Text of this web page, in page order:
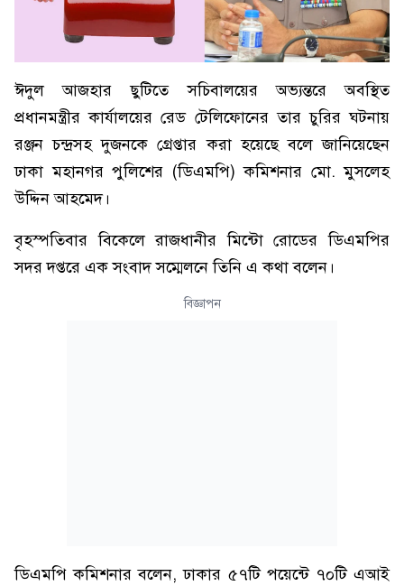
ঈদুল আজহার ছুটিতে সচিবালয়ের অভ্যন্তরে অবস্থিত
প্রধানমন্ত্রীর কার্যালয়ের রেড টেলিফোনের তার চুরির ঘটনায়
রঞ্জন চন্দ্রসহ দুজনকে গ্রেপ্তার করা হয়েছে বলে জানিয়েছেন
ঢাকা মহানগর পুলিশের (ডিএমপি) কমিশনার মো. মুসলেহ
উদ্দিন আহমেদ।
বৃহস্পতিবার বিকেলে রাজধানীর মিন্টো রোডের ডিএমপির
সদর দপ্তরে এক সংবাদ সম্মেলনে তিনি এ কথা বলেন।
বিজ্ঞাপন
ডিএমপি কমিশনার বলেন, ঢাকার ৫৭টি পয়েন্টে ৭০টি এআই